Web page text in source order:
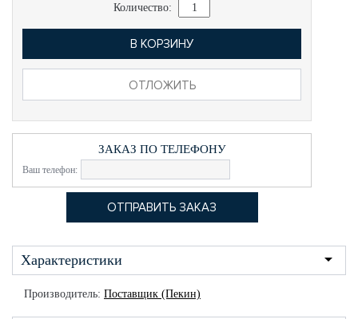
Количество:
В КОРЗИНУ
ОТЛОЖИТЬ
ЗАКАЗ ПО ТЕЛЕФОНУ
Ваш телефон:
Характеристики
Производитель: Поставщик (Пекин)